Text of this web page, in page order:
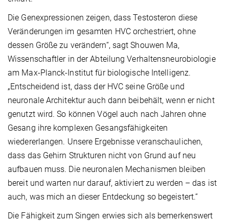
Die Genexpressionen zeigen, dass Testosteron diese
Veränderungen im gesamten HVC orchestriert, ohne
dessen Größe zu verändern“, sagt Shouwen Ma,
Wissenschaftler in der Abteilung Verhaltensneurobiologie
am Max-Planck-Institut für biologische Intelligenz.
„Entscheidend ist, dass der HVC seine Größe und
neuronale Architektur auch dann beibehält, wenn er nicht
genutzt wird. So können Vögel auch nach Jahren ohne
Gesang ihre komplexen Gesangsfähigkeiten
wiedererlangen. Unsere Ergebnisse veranschaulichen,
dass das Gehirn Strukturen nicht von Grund auf neu
aufbauen muss. Die neuronalen Mechanismen bleiben
bereit und warten nur darauf, aktiviert zu werden – das ist
auch, was mich an dieser Entdeckung so begeistert.“
Die Fähigkeit zum Singen erwies sich als bemerkenswert